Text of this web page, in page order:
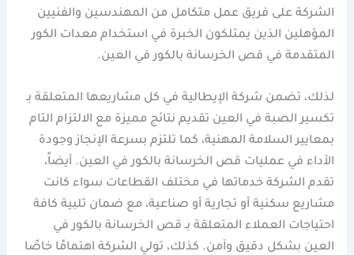
الشركة على فريق عمل متكامل من المهندسين والفنيين
المؤهلين الذين يمتلكون الخبرة في استخدام معدات الكور
المتقدمة في قص الخرسانة بالكور في العين.
لذلك، تضمن شركة الإيطالية في كل مشاريعها المتعلقة بـ
تكسير الصبة في العين تقديم نتائج مميزة مع الالتزام التام
بمعايير السلامة المهنية، كما تلتزم بسرعة الإنجاز وجودة
الأداء في عمليات قص الخرسانة بالكور في العين. أيضاً،
تقدم الشركة خدماتها في مختلف القطاعات سواء كانت
مشاريع سكنية أو تجارية أو صناعية، مع ضمان تلبية كافة
احتياجات العملاء المتعلقة بـ قص الخرسانة بالكور في
العين بشكل دقيق وآمن. كذلك، تولي الشركة اهتمامًا خاصًا